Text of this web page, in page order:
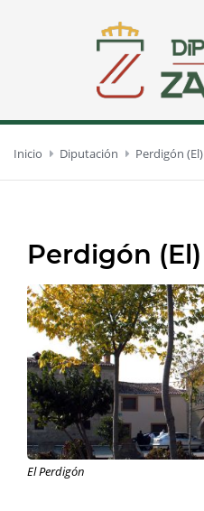
Inicio Diputación Perdigón (El)
Perdigón (El)
El Perdigón